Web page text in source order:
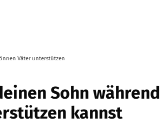
Väter unterstützen
Sohn während
kannst